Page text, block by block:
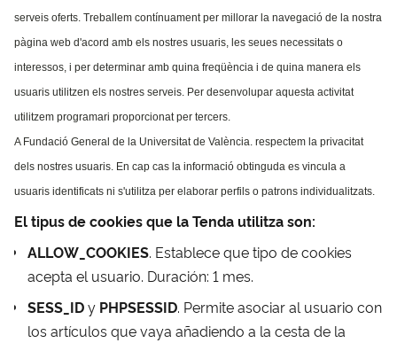
serveis oferts. Treballem contínuament per millorar la navegació de la nostra
pàgina web d'acord amb els nostres usuaris, les seues necessitats o
interessos, i per determinar amb quina freqüència i de quina manera els
usuaris utilitzen els nostres serveis. Per desenvolupar aquesta activitat
utilitzem programari proporcionat per tercers.
A Fundació General de la Universitat de València. respectem la privacitat
dels nostres usuaris. En cap cas la informació obtinguda es vincula a
usuaris identificats ni s'utilitza per elaborar perfils o patrons individualitzats.
El tipus de cookies que la Tenda utilitza son:
ALLOW_COOKIES. Establece que tipo de cookies
acepta el usuario. Duración: 1 mes.
SESS_IDy PHPSESSID. Permite asociar al usuario con
los artículos que vaya añadiendo a la cesta de la